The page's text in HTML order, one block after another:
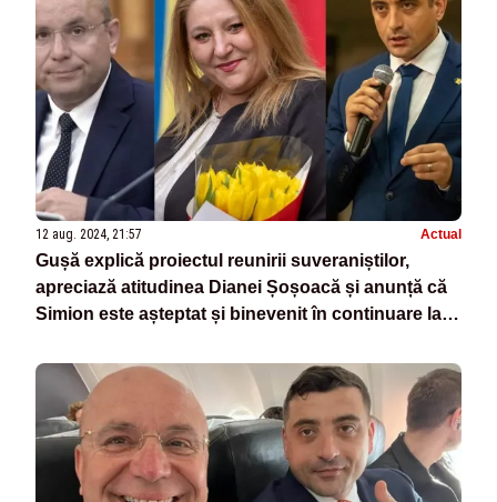
12 aug. 2024, 21:57 Actual
Gușă explică proiectul reunirii suveraniștilor,
apreciază atitudinea Dianei Șoșoacă și anunță că
Simion este așteptat și binevenit în continuare la